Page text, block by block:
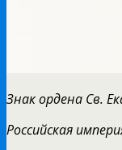
Знак ордена Св.
Российская